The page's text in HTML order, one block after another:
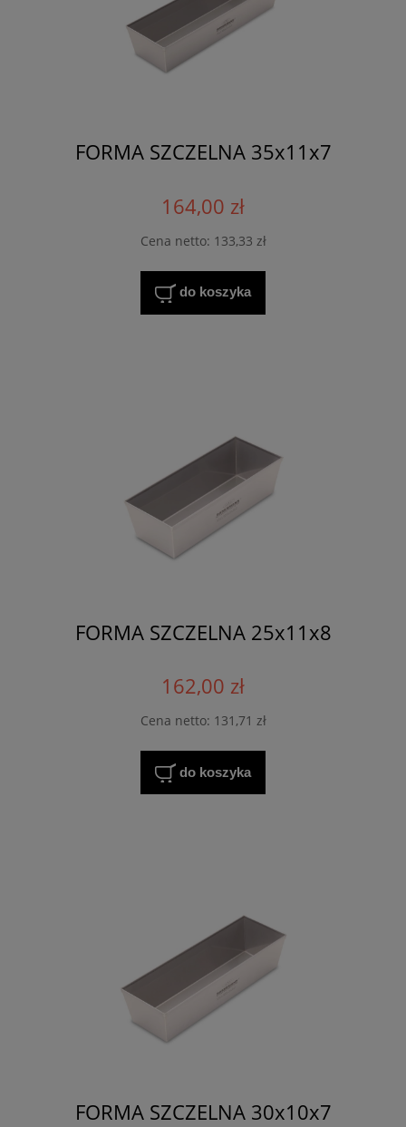
FORMA SZCZELNA 35x11x7
164,00 zł
Cena netto: 133,33 zł
do koszyka
FORMA SZCZELNA 25x11x8
162,00 zł
Cena netto: 131,71 zł
do koszyka
FORMA SZCZELNA 30x10x7